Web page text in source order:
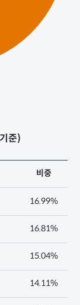
준)
비중
16.99%
16.81%
15.04%
14.11%